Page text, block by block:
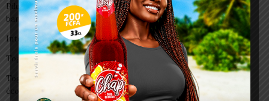
Pilule du lendemain : un recours d’urgence, pas une habitude à
banaliser
Interclubs CAF: ASCK et ASKO face à deux gros morceaux
Togo/ Boissons énergisantes: l’État tire la sonnette d’alarme
Togo/ Rentrée scolaire 2026-2027: consultez la liste officielle des
écoles autorisées